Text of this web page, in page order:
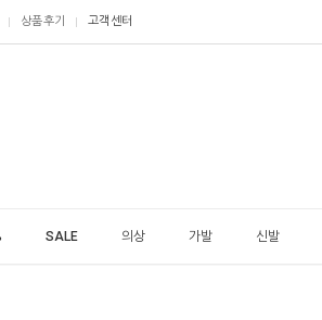
상품후기 고객센터
SALE 의상 가발 신발